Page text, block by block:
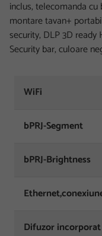
inclus, telecomanda
montare tavan+
security, DLP 3D ready
Security bar, culoare
WiFi
bPRJ-Segment
bPRJ-Brightness
Difuzor incorporat